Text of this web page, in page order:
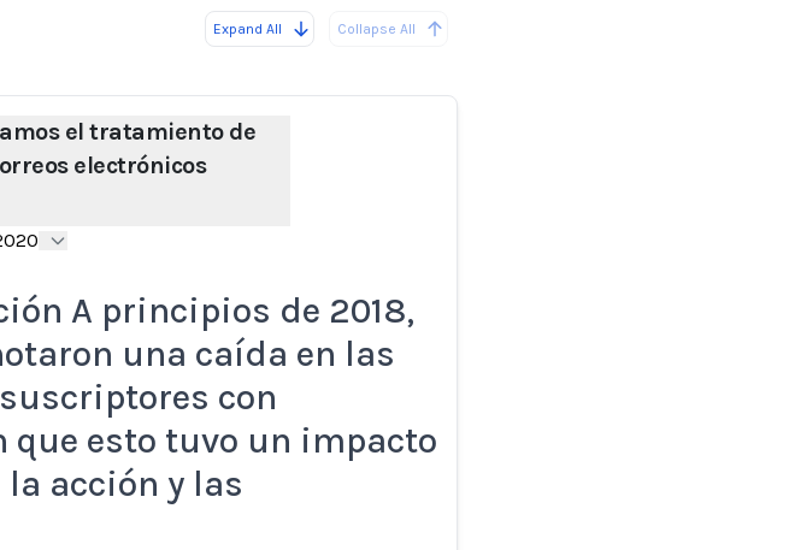
Expand All Collapse All
el tratamiento de
electrónicos
A principios de 2018,
una caída en las
con
esto tuvo un impacto
acción y las